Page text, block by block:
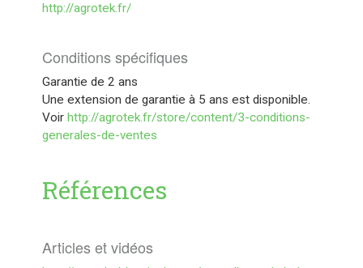
http://agrotek.fr/
Conditions spécifiques
Garantie de 2 ans
Une extension de garantie à 5 ans est disponible.
Voirhttp://agrotek.fr/store/content/3-conditions-
generales-de-ventes
Références
Articles et vidéos